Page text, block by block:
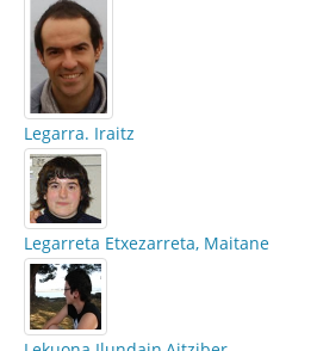
Legarra. Iraitz
Legarreta Etxezarreta, Maitane